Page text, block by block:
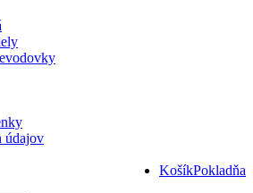
údajov
KošíkPokladňa